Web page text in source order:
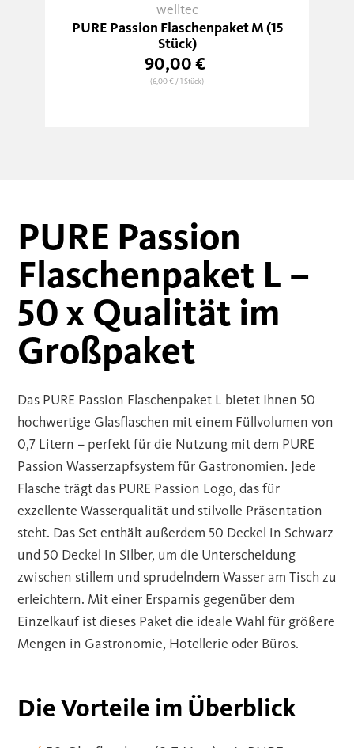
welltec
PURE Passion Flaschenpaket M (15
Stück)
90,00 €
(6,00 €/ 1 Stück)
PURE Passion
Flaschenpaket L –
50 x Qualität im
Großpaket
Das PURE Passion Flaschenpaket L bietet Ihnen 50
hochwertige Glasflaschen mit einem Füllvolumen von
0,7 Litern – perfekt für die Nutzung mit dem PURE
Passion Wasserzapfsystem für Gastronomien. Jede
Flasche trägt das PURE Passion Logo, das für
exzellente Wasserqualität und stilvolle Präsentation
steht. Das Set enthält außerdem 50 Deckel in Schwarz
und 50 Deckel in Silber, um die Unterscheidung
zwischen stillem und sprudelndem Wasser am Tisch zu
erleichtern. Mit einer Ersparnis gegenüber dem
Einzelkauf ist dieses Paket die ideale Wahl für größere
Mengen in Gastronomie, Hotellerie oder Büros.
Die Vorteile im Überblick